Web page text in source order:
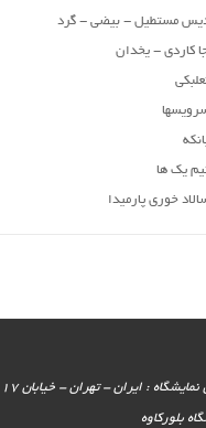
مستطیل - بیضی - گرد
کاردی - یخدان
یک ها
خوری پارمیدا
بلورکاوه